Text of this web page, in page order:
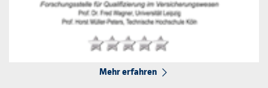
Mehr erfahren